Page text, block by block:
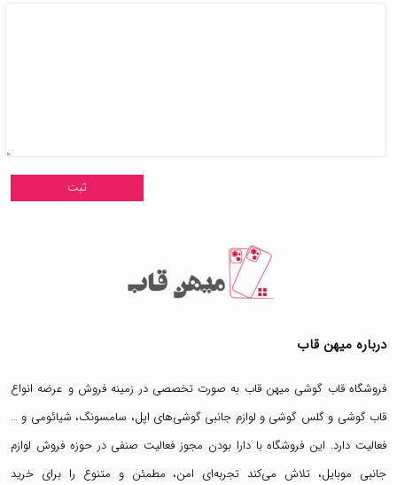
درباره میهن قاب
فروشگاه قاب گوشی میهن قاب به صورت تخصصی در زمینه فروش و عرضه انواع
قاب گوشی وگلس گوشی و لوازم جانبی گوشی‌های اپل، سامسونگ، شیائومی و …
فعالیت دارد. این فروشگاه با دارا بودن مجوز فعالیت صنفی در حوزه فروش لوازم
جانبی موبایل، تلاش می‌کند تجربه‌ای امن، مطمئن و متنوع را برای خرید